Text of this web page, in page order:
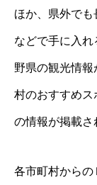
ほか、県外で
などで手に入
野県の観光情
村のおすすめス
の情報が掲載さ
各市町村から